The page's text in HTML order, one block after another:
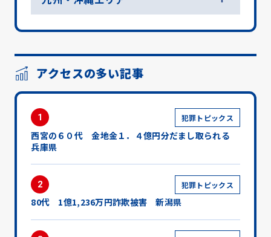
アクセスの多い記事
1 犯罪トピックス
西宮の６０代 金地金１．４億円分だまし取られる
兵庫県
2 犯罪トピックス
80代 1億1,236万円詐欺被害 新潟県